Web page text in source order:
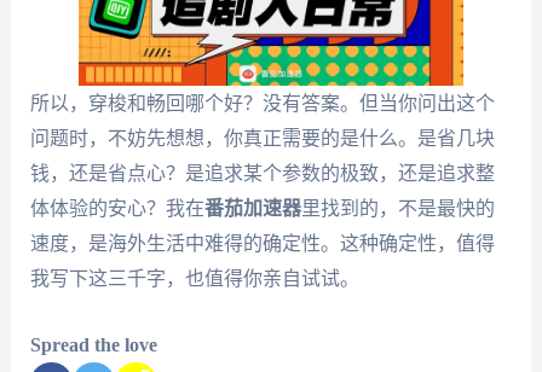
所以，穿梭和畅回哪个好？没有答案。但当你问出这个
问题时，不妨先想想，你真正需要的是什么。是省几块
钱，还是省点心？是追求某个参数的极致，还是追求整
体体验的安心？我在番茄加速器里找到的，不是最快的
速度，是海外生活中难得的确定性。这种确定性，值得
我写下这三千字，也值得你亲自试试。
Spread the love